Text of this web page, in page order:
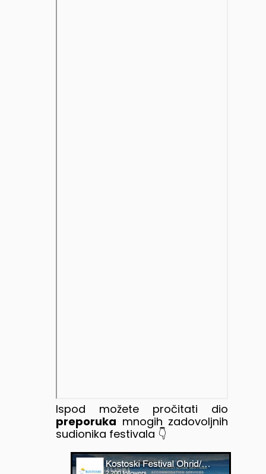
Ispod možete pročitati dio
preporuka mnogih zadovoljnih
sudionika festivala 👇